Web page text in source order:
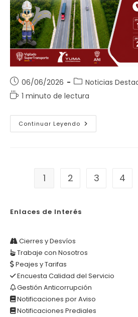
Publicación
de
la
entrada:
06/06/2026
Categoría
de
entrada:
Noticias
Tiempo
lectura:
1 minuto de lectura
Continuar Leyendo Señor
Usuario
1 2 3 4
Enlaces de Interés
Cierres y Desvíos
Trabaje con Nosotros
Peajes y Tarifas
Encuesta Calidad del Servicio
Gestión Anticorrupción
Notificaciones por Aviso
Notificaciones Prediales